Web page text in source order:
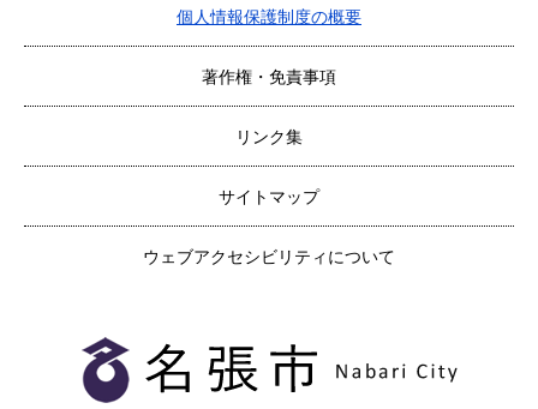
個人情報保護制度の概要
著作権・免責事項
リンク集
サイトマップ
ウェブアクセシビリティについて